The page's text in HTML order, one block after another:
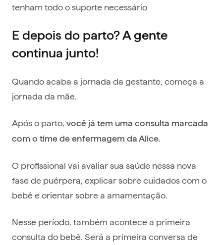
tenham todo o suporte necessário
E depois do parto? A gente
continua junto!
Quando acaba a jornada da gestante, começa a
jornada da mãe.
Após o parto, você já tem uma consulta marcada
com o time de enfermagem da Alice.
O profissional vai avaliar sua saúde nessa nova
fase de puérpera, explicar sobre cuidados com o
bebê e orientar sobre a amamentação.
Nesse período, também acontece a primeira
consulta do bebê. Será a primeira conversa de